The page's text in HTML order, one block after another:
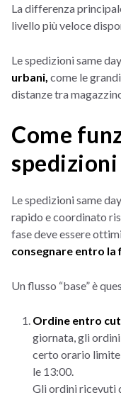
La differenza
livello più veloce
Le spedizioni same
urbani, come le
distanze tra
Come
spedizioni
Le spedizioni same
rapido e coordinato
fase deve essere
consegnare entro la
Un flusso “base” è
Ordine entro
giornata, gli
certo orario limite
le 13:00.
Gli ordini ricevuti